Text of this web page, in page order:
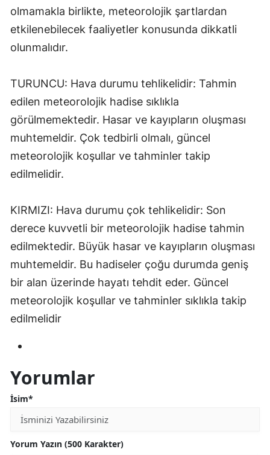
Mardin
Muğla
Nevşehir
Ordu
Rize
Samsun
Siirt
Sinop
Sivas
Tekirdağ
olmamakla birlikte, meteorolojik şartlardan
etkilenebilecek faaliyetler konusunda dikkatli
olunmalıdır.
TURUNCU: Hava durumu tehlikelidir: Tahmin
edilen meteorolojik hadise sıklıkla
görülmemektedir. Hasar ve kayıpların oluşması
muhtemeldir. Çok tedbirli olmalı, güncel
meteorolojik koşullar ve tahminler takip
edilmelidir.
KIRMIZI: Hava durumu çok tehlikelidir: Son
derece kuvvetli bir meteorolojik hadise tahmin
edilmektedir. Büyük hasar ve kayıpların oluşması
muhtemeldir. Bu hadiseler çoğu durumda geniş
bir alan üzerinde hayatı tehdit eder. Güncel
meteorolojik koşullar ve tahminler sıklıkla takip
edilmelidir
Yorumlar
İsim*
Yorum Yazın (500 Karakter)